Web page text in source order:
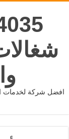
افضل شركة لخدمات